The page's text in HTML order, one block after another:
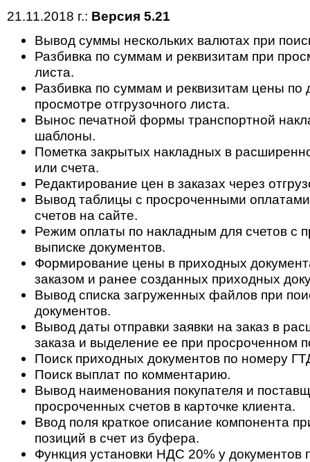
21.11.2018 г.: Версия 5.21
Вывод суммы нескольких валютах при
Разбивка по суммам и реквизитам при
листа.
Разбивка по суммам и реквизитам цены по
просмотре отгрузочного листа.
Вынос печатной формы транспортной
шаблоны.
Пометка закрытых накладных в
или счета.
Редактирование цен в заказах через
Вывод таблицы с просроченными
счетов на сайте.
Режим оплаты по накладным для счетов с
выписке документов.
Формирование цены в приходных
заказом и ранее созданных приходных
Вывод списка загруженных файлов при
документов.
Вывод даты отправки заявки на заказ в
заказа и выделение ее при просроченном
Поиск приходных документов по номеру
Поиск выплат по комментарию.
Вывод наименования покупателя и
просроченных счетов в карточке клиента.
Ввод поля краткое описание компонента
позиций в счет из буфера.
Функция установки НДС 20% у документов